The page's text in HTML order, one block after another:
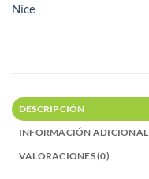
Nice
DESCRIPCIÓN
INFORMACIÓN ADICIONAL
VALORACIONES (0)